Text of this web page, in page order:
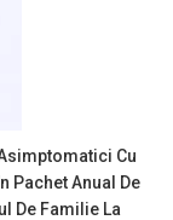
Cu
Pachet Anual De
De Familie La